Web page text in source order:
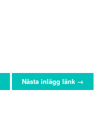
Nästa inlägg länk →